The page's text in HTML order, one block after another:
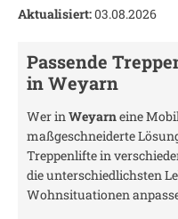
Aktualisiert:03.08.2026
Passende
inWeyarn
Wer inWeyarneine
maßgeschneiderte
Treppenlifte in
die unterschiedlichsten
Wohnsituationen